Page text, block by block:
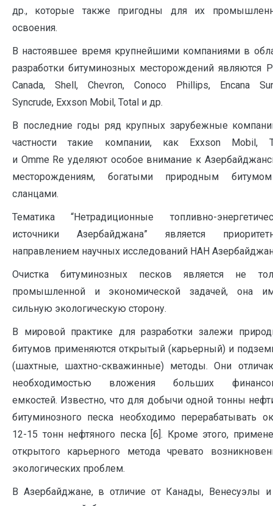
др., которые также пригодны для их
освоения.
В настоявшее время крупнейшими компаниями в
разработки битуминозных месторождений являются
Саnada, Shell, Chevron, Conoco Phillips, Encana
Syncrude, Exxson Mobil, Total и др.
В последние годы ряд крупных зарубежные
частности такие компании, как Exxson Mobil,
и Omme Re уделяют особое внимание к
месторождениям, богатыми природным
сланцами.
Тематика “Нетрадиционные топливно-
источники Азербайджана” является
направлением научных исследований НАН
Очистка битуминозных песков является не
промышленной и экономической задачей, она
сильную экологическую сторону.
В мировой практике для разработки залежи
битумов применяются открытый (карьерный) и
(шахтные, шахтно-скважинные) методы. Они
необходимостью вложения больших
емкостей. Известно, что для добычи одной тонны
битуминозного песка необходимо перерабатывать
12-15 тонн нефтяного песка [6]. Кроме этого,
открытого карьерного метода чревато
экологических проблем.
В Азербайджане, в отличие от Канады, Венесуэлы